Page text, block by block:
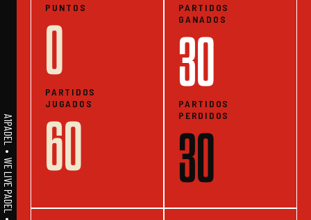
PUNTOS
0
PARTIDOS
JUGADOS
60
PARTIDOS
GANADOS
30
PARTIDOS
PERDIDOS
30